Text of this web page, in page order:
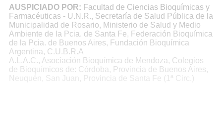
AUSPICIADO POR: Facultad de Ciencias Bioquímicas y
Farmacéuticas - U.N.R., Secretaría de Salud Pública de la
Municipalidad de Rosario, Ministerio de Salud y Medio
Ambiente de la Pcia. de Santa Fe, Federación Bioquímica
de la Pcia. de Buenos Aires, Fundación Bioquímica
Argentina, C.U.B.R.A
A.L.A.C., Asociación Bioquímica de Mendoza, Colegios
de Bioquímicos de: Córdoba, Provincia de Buenos Aires,
Neuquén, San Juan, Provincia de Santa Fe (1ª Circ.)